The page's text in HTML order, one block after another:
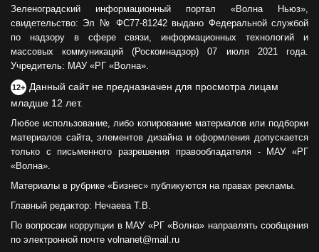
Зеленоградский информационный портал «Волна Ньюз»,
свидетельство: Эл № ФС77-81242 выдано Федеральной службой
по надзору в сфере связи, информационных технологий и
массовых коммуникаций (Роскомнадзор) 07 июля 2021 года.
Учредитель: МАУ «РГ «Волна».
12+ Данный сайт не предназначен для просмотра лицам
младше 12 лет.
Любое использование, либо копирование материалов или подборки
материалов сайта, элементов дизайна и оформления допускается
только с письменного разрешения правообладателя - МАУ «РГ
«Волна».
Материалы в рубрике «Бизнес» публикуются на правах рекламы.
Главный редактор: Нечаева Т.В.
По вопросам коррупции в МАУ «РГ «Волна» направлять сообщения
по электронной почте volnanet@mail.ru